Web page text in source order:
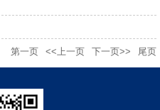
第一页 <<上一页 下一页>> 尾页